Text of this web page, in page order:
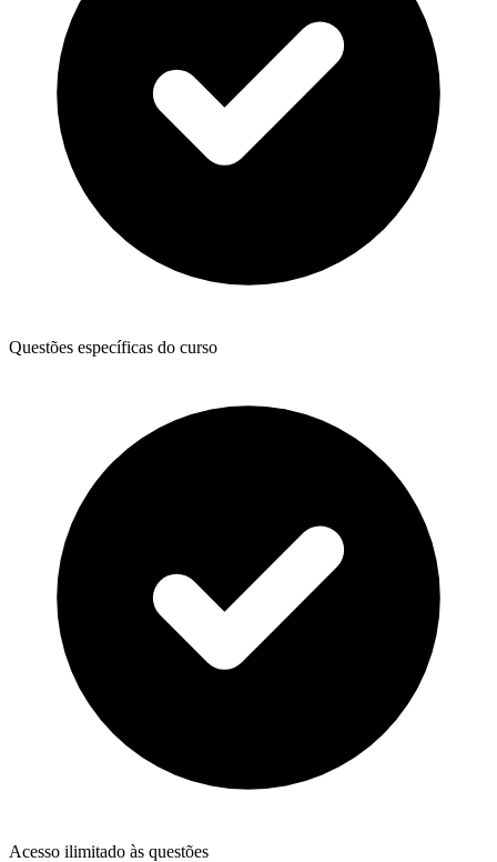
Questões específicas do curso
Acesso ilimitado às questões